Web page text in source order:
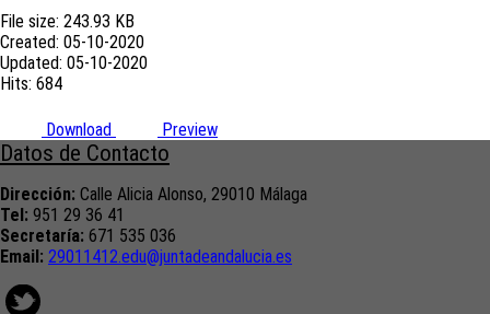
File size: 243.93 KB
Created: 05-10-2020
Updated: 05-10-2020
Hits: 684
Download Preview
Datos de Contacto
Dirección: Calle Alicia Alonso, 29010 Málaga
Tel: 951 29 36 41
Secretaría: 671 535 036
Email: 29011412.edu@juntadeandalucia.es